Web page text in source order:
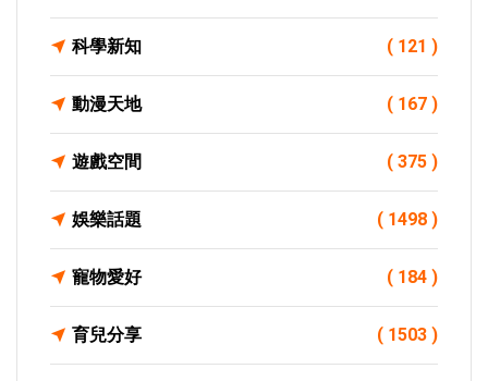
科學新知 ( 121 )
動漫天地 ( 167 )
遊戲空間 ( 375 )
娛樂話題 ( 1498 )
寵物愛好 ( 184 )
育兒分享 ( 1503 )